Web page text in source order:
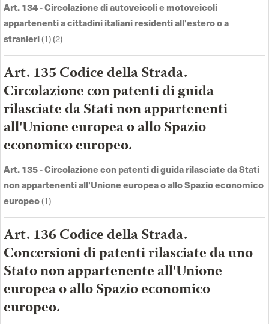
Art. 134 - Circolazione di autoveicoli e motoveicoli
appartenenti a cittadini italiani residenti all'estero o a
stranieri(1) (2)
Art. 135 Codice della Strada.
Circolazione con patenti di guida
rilasciate da Stati non appartenenti
all'Unione europea o allo Spazio
economico europeo.
Art. 135 - Circolazione con patenti di guida rilasciate da Stati
non appartenenti all'Unione europea o allo Spazio economico
europeo(1)
Art. 136 Codice della Strada.
Concersioni di patenti rilasciate da uno
Stato non appartenente all'Unione
europea o allo Spazio economico
europeo.